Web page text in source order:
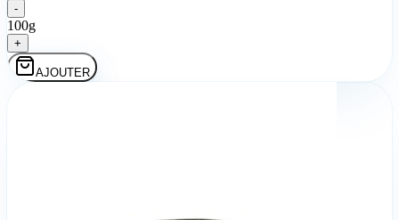
-
100g
+
AJOUTER